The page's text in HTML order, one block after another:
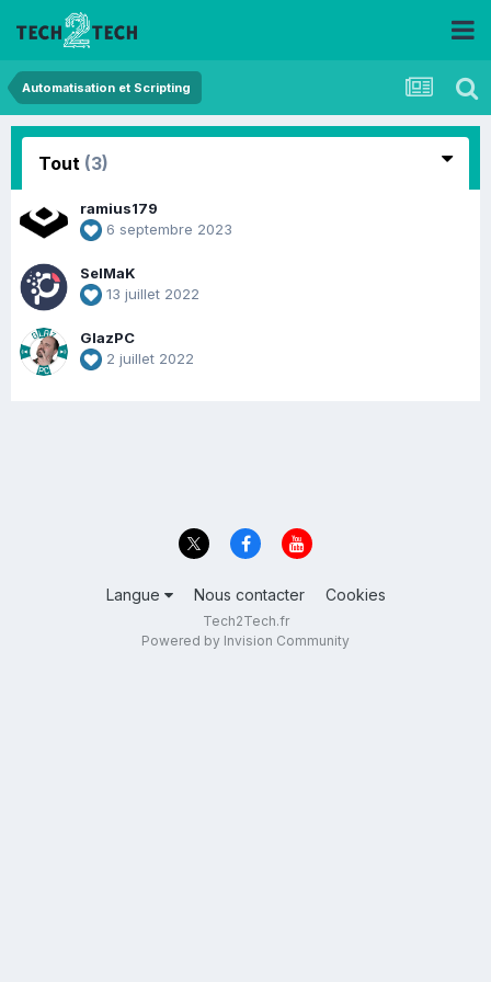
Automatisation et Scripting
Tout (3)
ramius179
6 septembre 2023
SelMaK
13 juillet 2022
GlazPC
2 juillet 2022
Langue Nous contacter Cookies
Tech2Tech.fr
Powered by Invision Community